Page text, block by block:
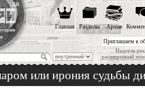
Приглашаем к
Надоела
расширенный
Главная Разделы Архив
или ирония судьбы